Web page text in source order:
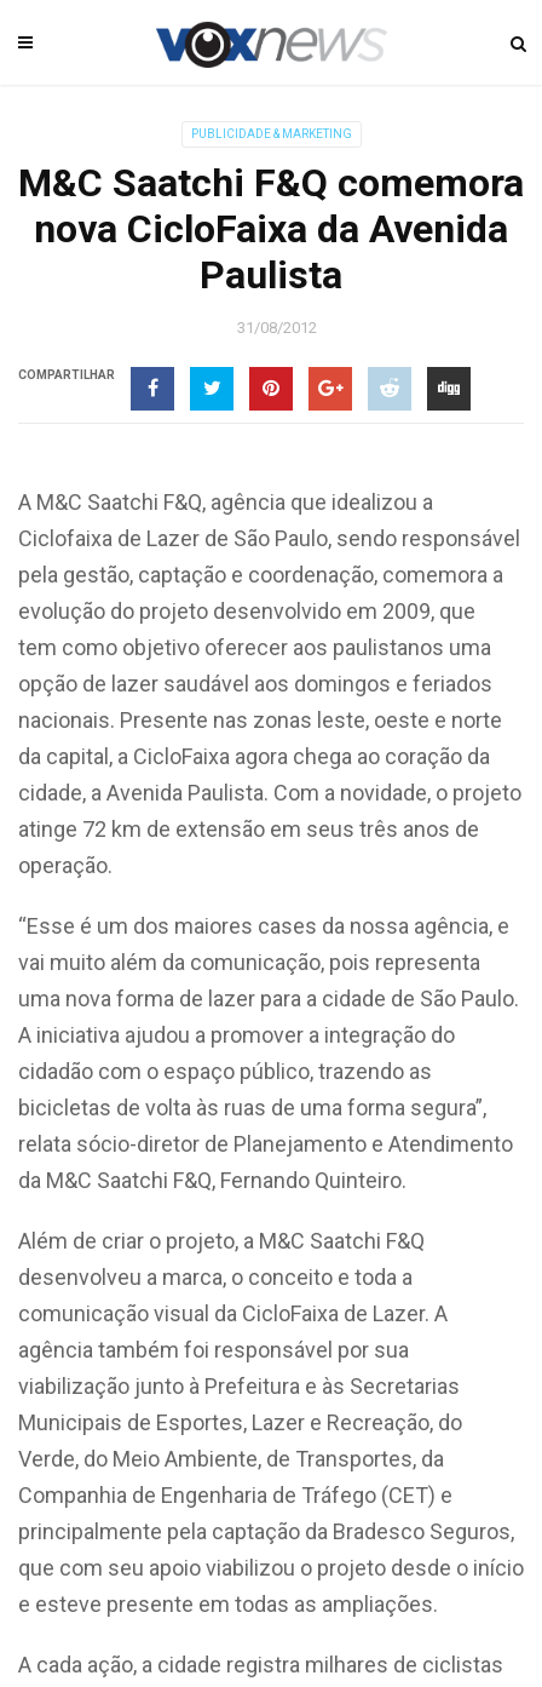
PUBLICIDADE & MARKETING
M&C Saatchi F&Q comemora
nova CicloFaixa da Avenida
Paulista
31/08/2012
COMPARTILHAR
A M&C Saatchi F&Q, agência que idealizou a
Ciclofaixa de Lazer de São Paulo, sendo responsável
pela gestão, captação e coordenação, comemora a
evolução do projeto desenvolvido em 2009, que
tem como objetivo oferecer aos paulistanos uma
opção de lazer saudável aos domingos e feriados
nacionais. Presente nas zonas leste, oeste e norte
da capital, a CicloFaixa agora chega ao coração da
cidade, a Avenida Paulista. Com a novidade, o projeto
atinge 72 km de extensão em seus três anos de
operação.
“Esse é um dos maiores cases da nossa agência, e
vai muito além da comunicação, pois representa
uma nova forma de lazer para a cidade de São Paulo.
A iniciativa ajudou a promover a integração do
cidadão com o espaço público, trazendo as
bicicletas de volta às ruas de uma forma segura”,
relata sócio-diretor de Planejamento e Atendimento
da M&C Saatchi F&Q, Fernando Quinteiro.
Além de criar o projeto, a M&C Saatchi F&Q
desenvolveu a marca, o conceito e toda a
comunicação visual da CicloFaixa de Lazer. A
agência também foi responsável por sua
viabilização junto à Prefeitura e às Secretarias
Municipais de Esportes, Lazer e Recreação, do
Verde, do Meio Ambiente, de Transportes, da
Companhia de Engenharia de Tráfego (CET) e
principalmente pela captação da Bradesco Seguros,
que com seu apoio viabilizou o projeto desde o início
e esteve presente em todas as ampliações.
A cada ação, a cidade registra milhares de ciclistas